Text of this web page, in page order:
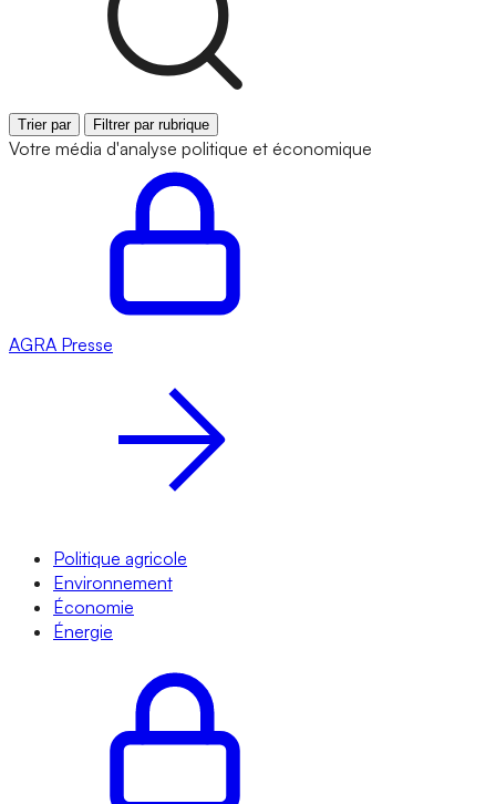
Trier par Filtrer par rubrique
Votre média d'analyse politique et économique
AGRA Presse
Politique agricole
Environnement
Économie
Énergie